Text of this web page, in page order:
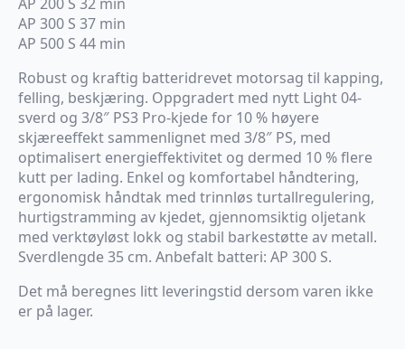
AP 300 S 37 min
AP 500 S 44 min
Robust og kraftig batteridrevet motorsag til kapping,
felling, beskjæring. Oppgradert med nytt Light 04-
sverd og 3/8″ PS3 Pro-kjede for 10 % høyere
skjæreeffekt sammenlignet med 3/8″ PS, med
optimalisert energieffektivitet og dermed 10 % flere
kutt per lading. Enkel og komfortabel håndtering,
ergonomisk håndtak med trinnløs turtallregulering,
hurtigstramming av kjedet, gjennomsiktig oljetank
med verktøyløst lokk og stabil barkestøtte av metall.
Sverdlengde 35 cm. Anbefalt batteri: AP 300 S.
Det må beregnes litt leveringstid dersom varen ikke
er på lager.